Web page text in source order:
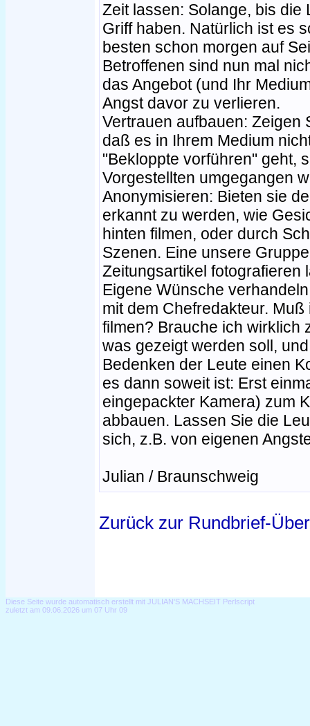
Zeit lassen: Solange, bis die
Griff haben. Natürlich ist es
besten schon morgen auf
Betroffenen sind nun mal
das Angebot (und Ihr
Angst davor zu verlieren.
Vertrauen aufbauen: Zeigen
daß es in Ihrem Medium
"Bekloppte vorführen" geht,
Vorgestellten umgegangen
Anonymisieren: Bieten sie
erkannt zu werden, wie
hinten filmen, oder durch
Szenen. Eine unsere
Zeitungsartikel fotografieren
Eigene Wünsche
mit dem Chefredakteur.
filmen? Brauche ich wirklich
was gezeigt werden soll,
Bedenken der Leute einen
es dann soweit ist: Erst
eingepackter Kamera) zum
abbauen. Lassen Sie die
sich, z.B. von eigenen
Julian / Braunschweig
Zurück zur Rundbrief-
Diese Seite wurde automatisch erstellt mit JULIAN'S MACHSEIT Perlscript
zuletzt am 09.06.2026 um 07 Uhr 09